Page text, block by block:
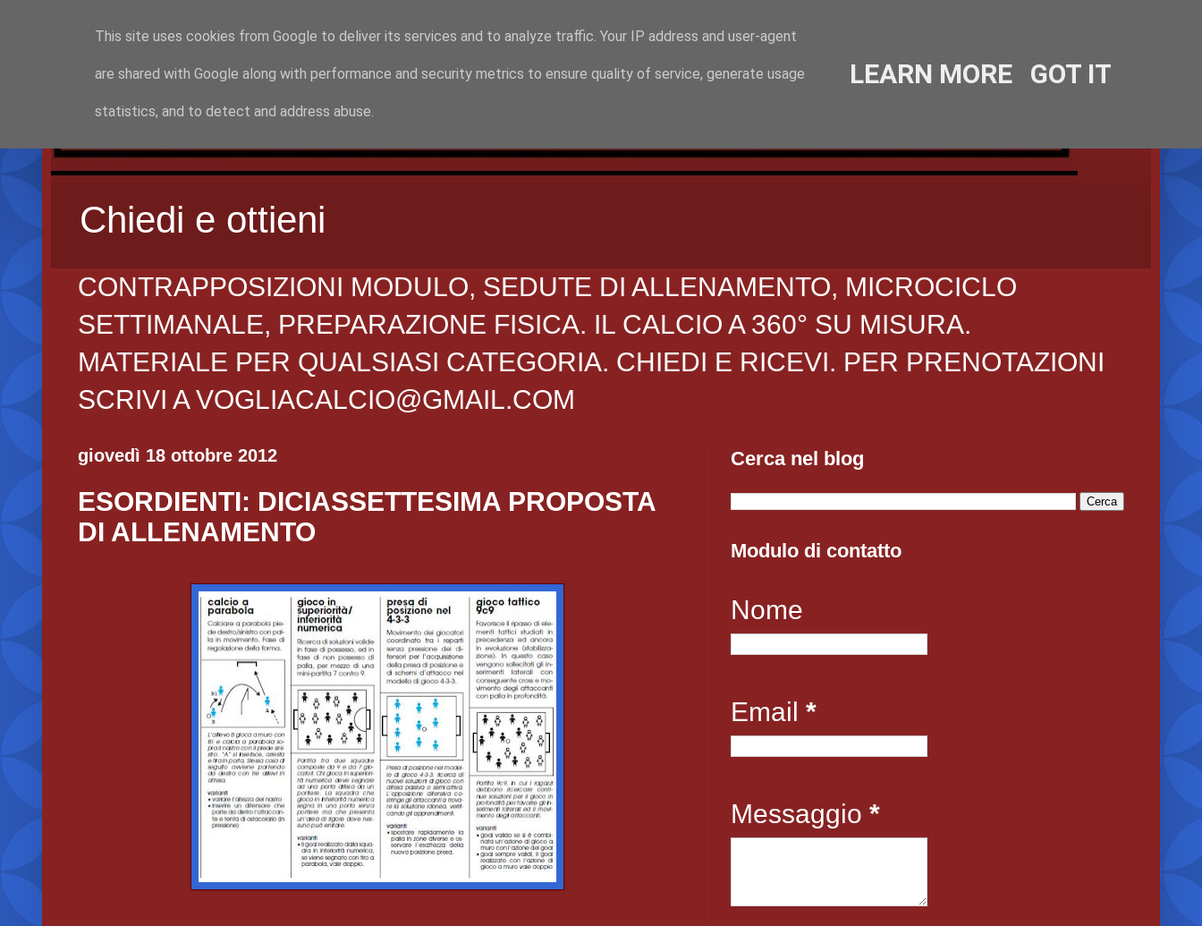
Chiedi e ottieni
CONTRAPPOSIZIONI MODULO, SEDUTE DI ALLENAMENTO, MICROCICLO
SETTIMANALE, PREPARAZIONE FISICA. IL CALCIO A 360° SU MISURA.
MATERIALE PER QUALSIASI CATEGORIA. CHIEDI E RICEVI. PER PRENOTAZIONI
SCRIVI A VOGLIACALCIO@GMAIL.COM
giovedì 18 ottobre 2012
ESORDIENTI: DICIASSETTESIMA PROPOSTA
DI ALLENAMENTO
Cerca nel blog
Modulo di contatto
Nome
Email *
Messaggio *
This site uses cookies from Google to deliver its services and to analyze traffic. Your IP address and user-agent
are shared with Google along with performance and security metrics to ensure quality of service, generate usage
statistics, and to detect and address abuse.
LEARN MORE GOT IT